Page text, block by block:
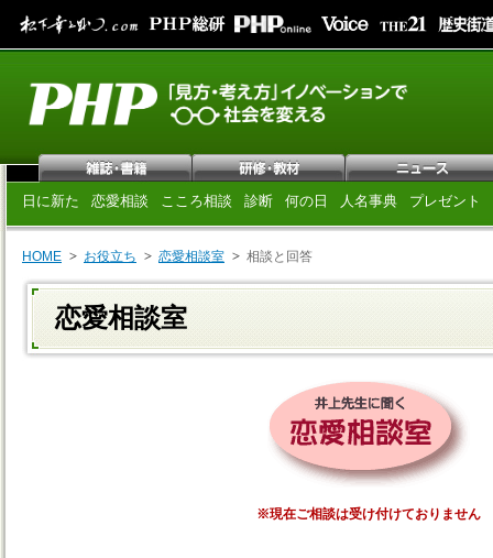
日に新た 恋愛相談 こころ相談 診断 何の日 人名事典 プレゼント
HOME お役立ち 恋愛相談室 相談と回答
恋愛相談室
※現在ご相談は受け付けておりません